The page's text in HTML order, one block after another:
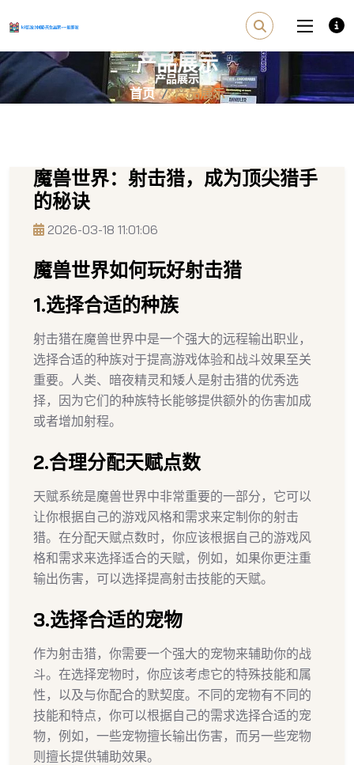
产品展示
首页 产品展示
魔兽世界：射击猎，成为顶尖猎手
的秘诀
2026-03-18 11:01:06
魔兽世界如何玩好射击猎
1.选择合适的种族
射击猎在魔兽世界中是一个强大的远程输出职业，
选择合适的种族对于提高游戏体验和战斗效果至关
重要。人类、暗夜精灵和矮人是射击猎的优秀选
择，因为它们的种族特长能够提供额外的伤害加成
或者增加射程。
2.合理分配天赋点数
天赋系统是魔兽世界中非常重要的一部分，它可以
让你根据自己的游戏风格和需求来定制你的射击
猎。在分配天赋点数时，你应该根据自己的游戏风
格和需求来选择适合的天赋，例如，如果你更注重
输出伤害，可以选择提高射击技能的天赋。
3.选择合适的宠物
作为射击猎，你需要一个强大的宠物来辅助你的战
斗。在选择宠物时，你应该考虑它的特殊技能和属
性，以及与你配合的默契度。不同的宠物有不同的
技能和特点，你可以根据自己的需求选择合适的宠
物，例如，一些宠物擅长输出伤害，而另一些宠物
则擅长提供辅助效果。